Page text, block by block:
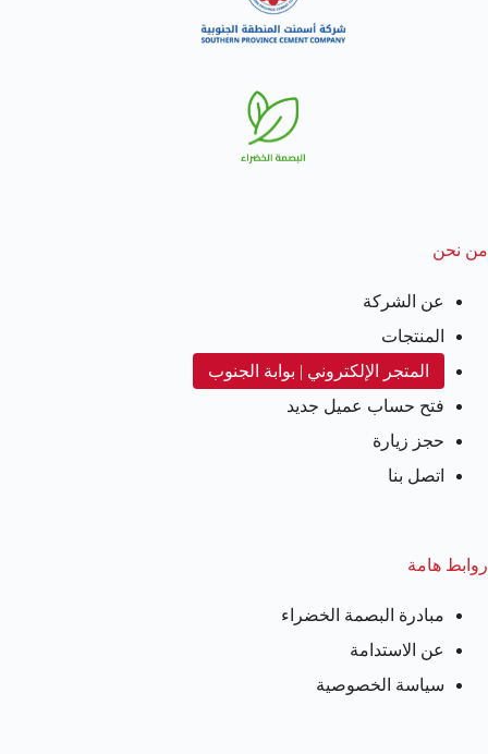
من نحن
عن الشركة
المنتجات
المتجر الإلكتروني | بوابة الجنوب
فتح حساب عميل جديد
حجز زيارة
اتصل بنا
روابط هامة
مبادرة البصمة الخضراء
عن الاستدامة
سياسة الخصوصية